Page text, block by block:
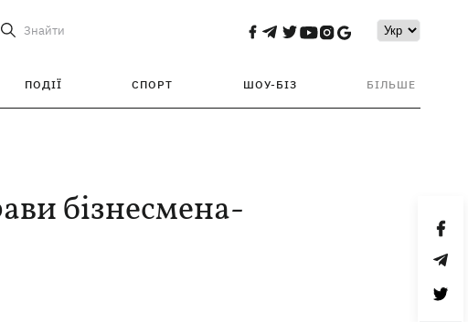
Знайти
ПОДІЇ СПОРТ ШОУ-БІЗ БІЛЬШЕ
бізнесмена-